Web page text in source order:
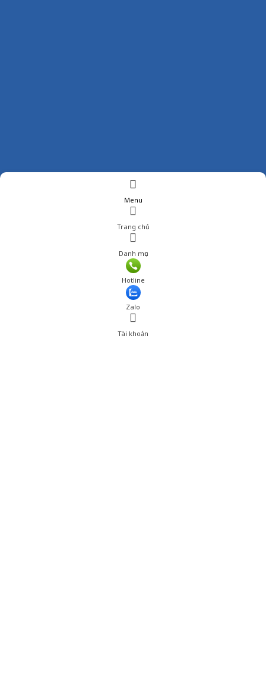
Menu
Trang chủ
Danh mục
Hotline
Zalo
Tài khoản